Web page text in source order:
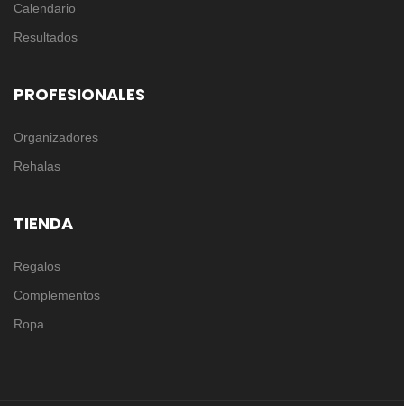
Calendario
Resultados
PROFESIONALES
Organizadores
Rehalas
TIENDA
Regalos
Complementos
Ropa